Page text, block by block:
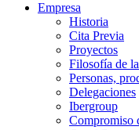
Empresa
Historia
Cita Previa
Proyectos
Filosofía de
Personas,
Delegaciones
Ibergroup
Compromiso